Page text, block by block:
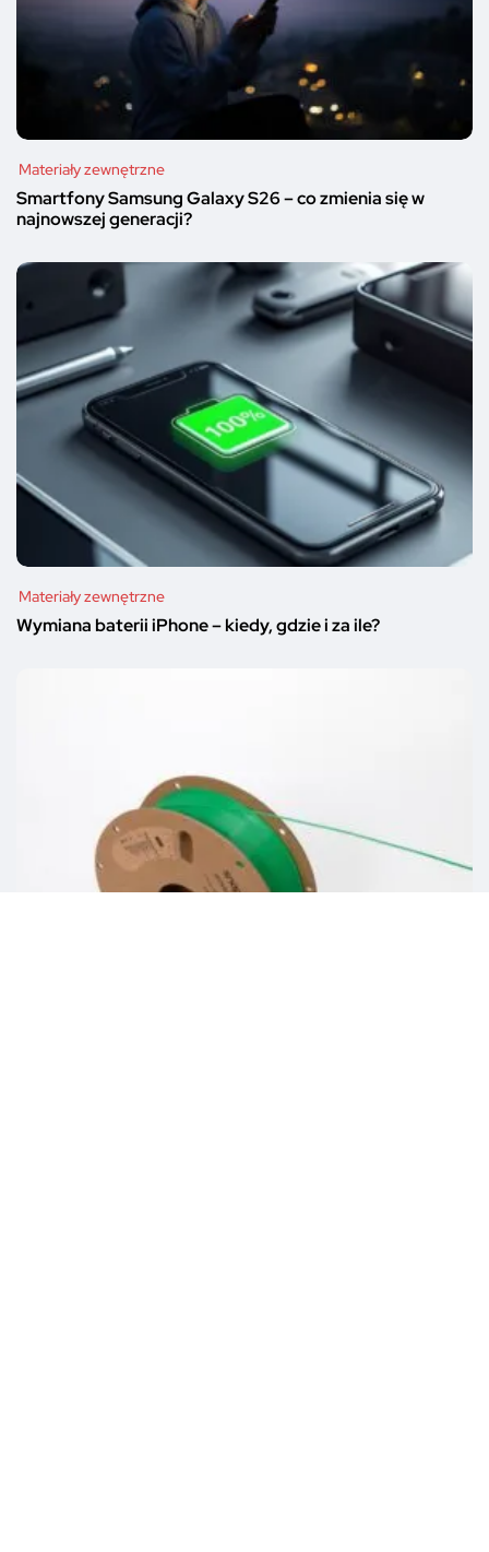
Materiały zewnętrzne
Smartfony Samsung Galaxy S26 – co zmienia się w
najnowszej generacji?
Materiały zewnętrzne
Wymiana baterii iPhone – kiedy, gdzie i za ile?